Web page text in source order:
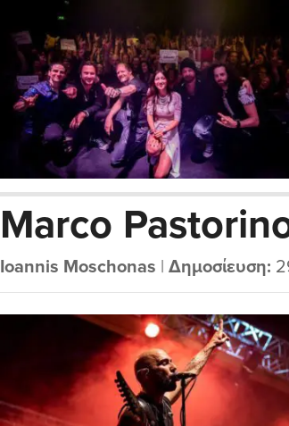
Marco
Ioannis Moschonas |Δημοσίευση: